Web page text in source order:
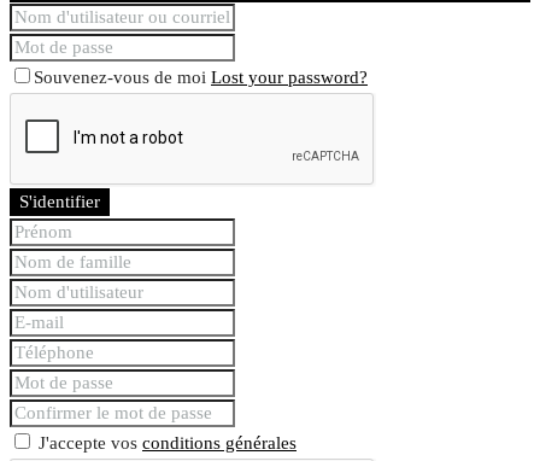
Souvenez-vous de moi Lost your password?
S'identifier
J'accepte vos conditions générales